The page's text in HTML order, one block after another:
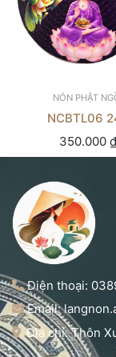
NÓN PHẬT
NCBTL06
350.000 ₫
Điện thoại:
Email:
Địa chỉ: Thôn